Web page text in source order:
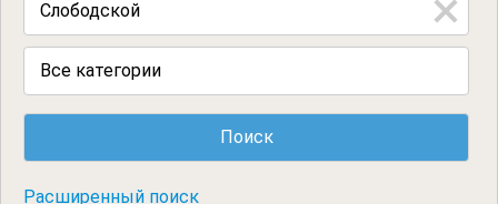
Все категории
Расширенный поиск